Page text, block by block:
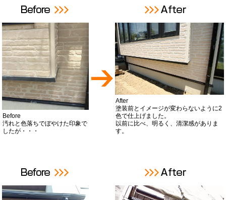
Before
汚れと色落ちでぼやけた印象で
したが・・・
After
塗装前とイメージが変わらないように2
色で仕上げました。
以前に比べ、明るく、清潔感がありま
す。